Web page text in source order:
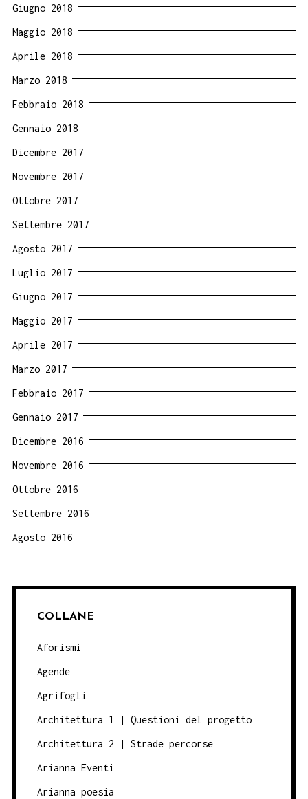
Giugno 2018
Maggio 2018
Aprile 2018
Marzo 2018
Febbraio 2018
Gennaio 2018
Dicembre 2017
Novembre 2017
Ottobre 2017
Settembre 2017
Agosto 2017
Luglio 2017
Giugno 2017
Maggio 2017
Aprile 2017
Marzo 2017
Febbraio 2017
Gennaio 2017
Dicembre 2016
Novembre 2016
Ottobre 2016
Settembre 2016
Agosto 2016
COLLANE
Aforismi
Agende
Agrifogli
Architettura 1 | Questioni del progetto
Architettura 2 | Strade percorse
Arianna Eventi
Arianna poesia